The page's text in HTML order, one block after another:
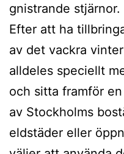
gnistrande stjärnor.
Efter att ha
av det vackra
alldeles speciellt
och sitta framför
av Stockholms
eldstäder eller